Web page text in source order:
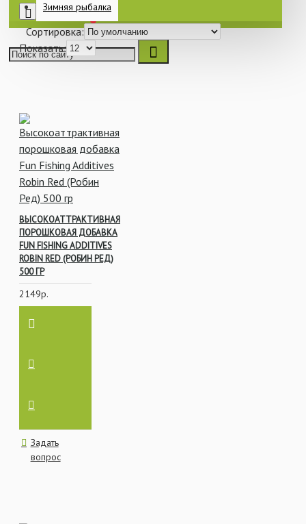
Зимняя рыбалка
0
Сортировка:
Показать:
ВЫСОКОАТТРАКТИВНАЯ
ПОРОШКОВАЯ ДОБАВКА
FUN FISHING ADDITIVES
ROBIN RED (РОБИН РЕД)
500 ГР
2149р.
Задать
вопрос